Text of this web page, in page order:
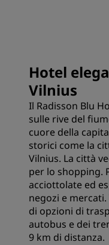
Hotel
Vilnius
Il Radisson Blu
sulle rive del
cuore della
storici come la
Vilnius. La città
per lo shopping.
acciottolate ed
negozi e
di opzioni di
autobus e dei
9 km di distanza.